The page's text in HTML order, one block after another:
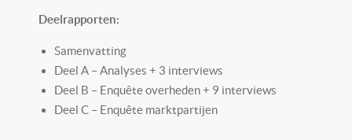
Deelrapporten:
Samenvatting
Deel A – Analyses + 3 interviews
Deel B – Enquête overheden + 9 interviews
Deel C – Enquête marktpartijen